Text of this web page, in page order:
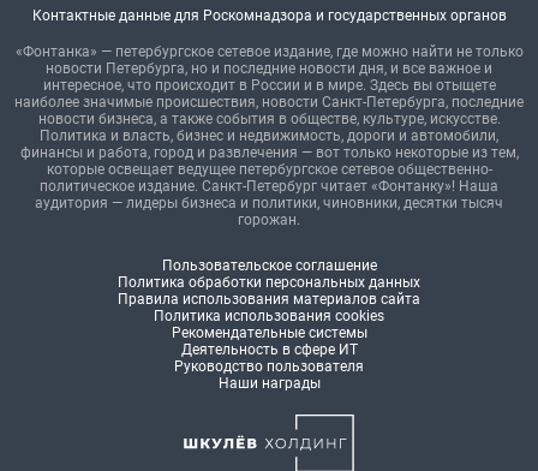
Контактные данные для Роскомнадзора и государственных органов
«Фонтанка» — петербургское сетевое издание, где можно найти не только
новости Петербурга, но и последние новости дня, и все важное и
интересное, что происходит в России и в мире. Здесь вы отыщете
наиболее значимые происшествия, новости Санкт-Петербурга, последние
новости бизнеса, а также события в обществе, культуре, искусстве.
Политика и власть, бизнес и недвижимость, дороги и автомобили,
финансы и работа, город и развлечения — вот только некоторые из тем,
которые освещает ведущее петербургское сетевое общественно-
политическое издание. Санкт-Петербург читает «Фонтанку»! Наша
аудитория — лидеры бизнеса и политики, чиновники, десятки тысяч
горожан.
Пользовательское соглашение
Политика обработки персональных данных
Правила использования материалов сайта
Политика использования cookies
Рекомендательные системы
Деятельность в сфере ИТ
Руководство пользователя
Наши награды